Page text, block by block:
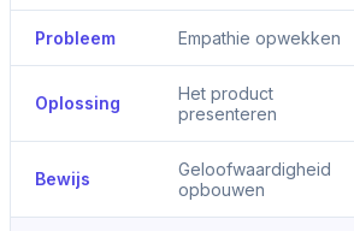
Probleem Empathie opwekken
Oplossing
Het product
presenteren
Bewijs
Geloofwaardigheid
opbouwen